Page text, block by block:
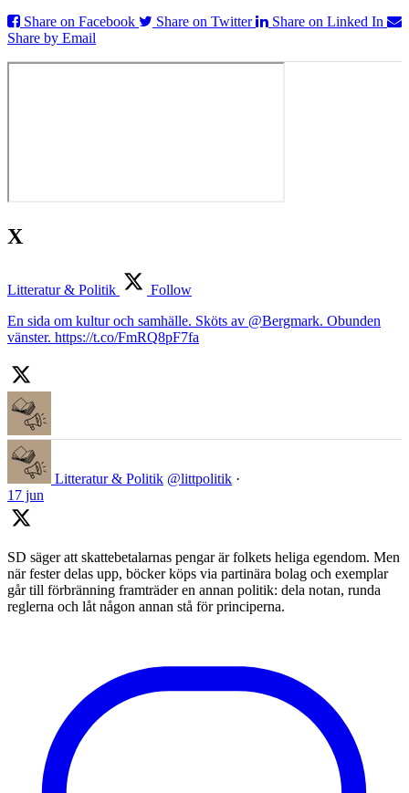
Share on Facebook
Share on Twitter
Share on Linked In
Share by Email
X
Litteratur & Politik
Follow
En sida om kultur och samhälle. Sköts av @Bergmark. Obunden
vänster. https://t.co/FmRQ8pF7fa
Litteratur & Politik @littpolitik ·
17 jun
SD säger att skattebetalarnas pengar är folkets heliga egendom. Men
när fester delas upp, böcker köps via partinära bolag och exemplar
går till förbränning framträder en annan politik: dela notan, runda
reglerna och låt någon annan stå för principerna.